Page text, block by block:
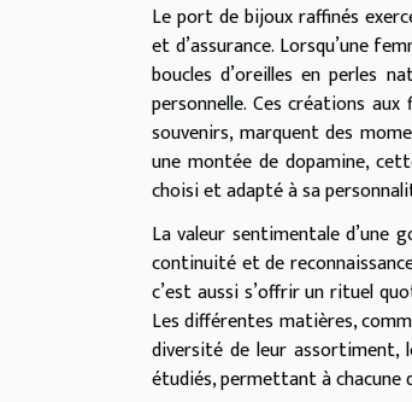
Le port de bijoux raffinés
et d’assurance. Lorsqu’une
boucles d’oreilles en perles
personnelle. Ces créations
souvenirs, marquent des
une montée de dopamine,
choisi et adapté à sa
La valeur sentimentale d’une
continuité et de
c’est aussi s’offrir un rituel
Les différentes matières,
diversité de leur assortiment,
étudiés, permettant à chacune